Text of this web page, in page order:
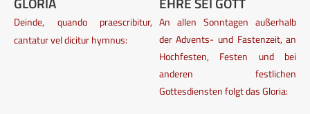
Deinde, quando praescribitur,
cantatur vel dicitur hymnus:
An allen Sonntagen außerhalb
der Advents- und Fastenzeit, an
Hoch­festen, Festen und bei
anderen festlichen
Gottesdiensten folgt das Gloria: